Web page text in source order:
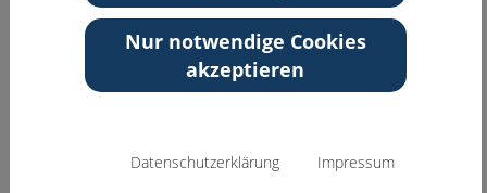
Nur notwendige Cookies
akzeptieren
Datenschutzerklärung Impressum
Zurück zur Übersicht